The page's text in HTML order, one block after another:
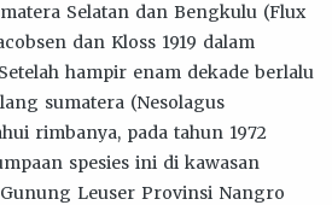
Selatan dan Bengkulu (Flux
dan Kloss 1919 dalam
hampir enam dekade berlalu
sumatera (Nesolagus
rimbanya, pada tahun 1972
spesies ini di kawasan
Leuser Provinsi Nangro